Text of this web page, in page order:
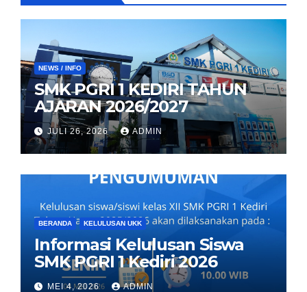
NEWS / INFO
SMK PGRI 1 KEDIRI TAHUN
AJARAN 2026/2027
JULI 26, 2026 ADMIN
BERANDA KELULUSAN UKK
Informasi Kelulusan Siswa
SMK PGRI 1 Kediri 2026
MEI 4, 2026 ADMIN